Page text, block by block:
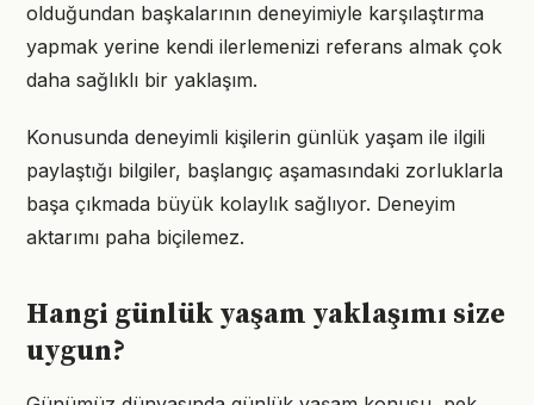
olduğundan başkalarının deneyimiyle karşılaştırma
yapmak yerine kendi ilerlemenizi referans almak çok
daha sağlıklı bir yaklaşım.
Konusunda deneyimli kişilerin günlük yaşam ile ilgili
paylaştığı bilgiler, başlangıç aşamasındaki zorluklarla
başa çıkmada büyük kolaylık sağlıyor. Deneyim
aktarımı paha biçilemez.
Hangi günlük yaşam yaklaşımı size
uygun?